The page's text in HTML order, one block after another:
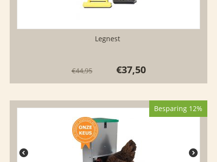
Legnest
€44,95 €37,50
Besparing 12%